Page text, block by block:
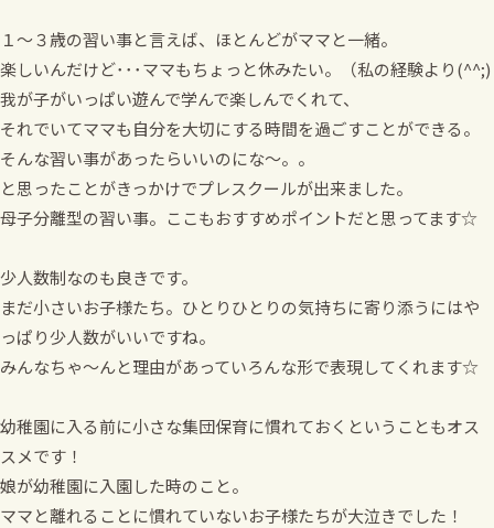
１～３歳の習い事と言えば、ほとんどがママと一緒。
楽しいんだけど･･･ママもちょっと休みたい。（私の経験より(^^;)
我が子がいっぱい遊んで学んで楽しんでくれて、
それでいてママも自分を大切にする時間を過ごすことができる。
そんな習い事があったらいいのにな～。。
と思ったことがきっかけでプレスクールが出来ました。
母子分離型の習い事。ここもおすすめポイントだと思ってます☆
少人数制なのも良きです。
まだ小さいお子様たち。ひとりひとりの気持ちに寄り添うにはや
っぱり少人数がいいですね。
みんなちゃ～んと理由があっていろんな形で表現してくれます☆
幼稚園に入る前に小さな集団保育に慣れておくということもオス
スメです！
娘が幼稚園に入園した時のこと。
ママと離れることに慣れていないお子様たちが大泣きでした！